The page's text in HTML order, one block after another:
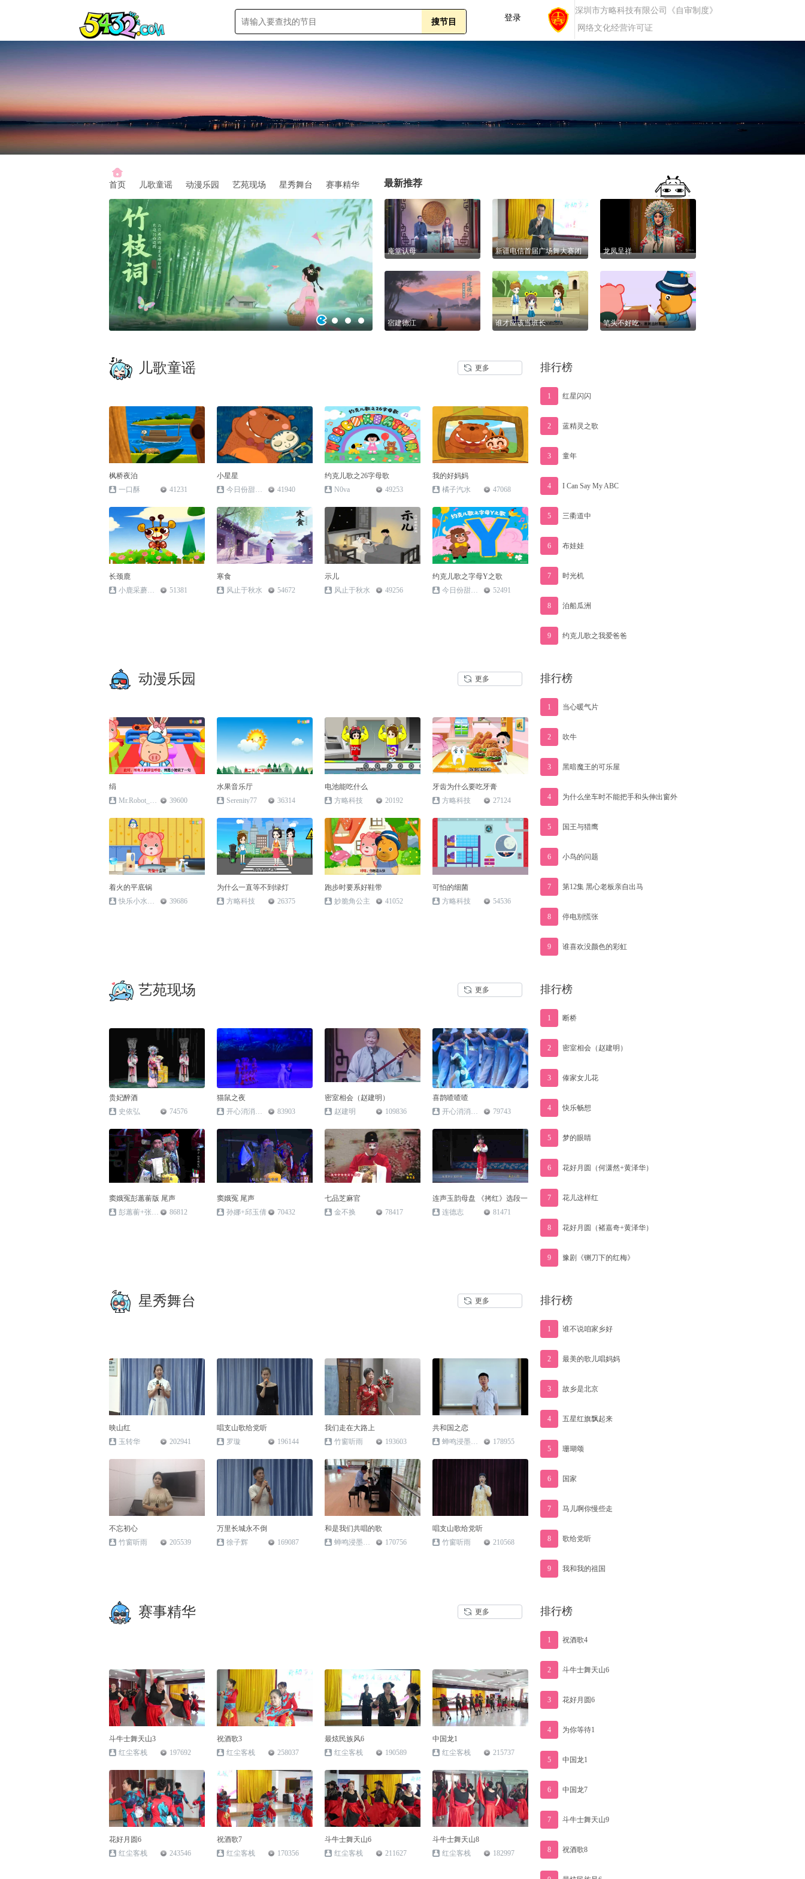
登录
深圳市方略科技有限公司《自审制度》
网络文化经营许可证
首页 儿歌童谣 动漫乐园 艺苑现场 星秀舞台 赛事精华 最新推荐
庵堂认母
114385
新疆电信首届广场舞大赛闭
幕式
214153
龙凤呈祥
86827
宿建德江 谁才应该当班长 笔头不好吃
儿歌童谣 更多
枫桥夜泊
一口酥
41231
小星星
今日份甜度满分
41940
约克儿歌之26字母歌
N0va
49253
我的好妈妈
橘子汽水
47068
长颈鹿
小鹿采蘑菇_Deer
51381
寒食
风止于秋水
54672
示儿
风止于秋水
49256
约克儿歌之字母Y之歌
今日份甜度满分
52491
排行榜
1 红星闪闪
2 蓝精灵之歌
3 童年
4 I Can Say My ABC
5 三衢道中
6 布娃娃
7 时光机
8 泊船瓜洲
9 约克儿歌之我爱爸爸
动漫乐园 更多
绢
Mr.Robot_007
39600
水果音乐厅
Serenity77
36314
电池能吃什么
方略科技
20192
牙齿为什么要吃牙膏
方略科技
27124
着火的平底锅
快乐小水母JellyfishH
39686
为什么一直等不到绿灯
方略科技
26375
跑步时要系好鞋带
妙脆角公主
41052
可怕的细菌
方略科技
54536
排行榜
1 当心暖气片
2 吹牛
3 黑暗魔王的可乐屋
4 为什么坐车时不能把手和头伸出窗外
5 国王与猎鹰
6 小鸟的问题
7 第12集 黑心老板亲自出马
8 停电别慌张
9 谁喜欢没颜色的彩虹
艺苑现场 更多
贵妃醉酒
史依弘
74576
猫鼠之夜
开心消消乐通关者
83903
密室相会（赵建明）
赵建明
109836
喜鹊喳喳喳
开心消消乐通关者
79743
窦娥冤彭蕙蘅版 尾声
彭蕙蘅+张兰霞+刘文静
86812
窦娥冤 尾声
孙娜+邱玉倩
70432
七品芝麻官
金不换
78417
连声玉韵母盘 《拷红》选段一
连德志
81471
排行榜
1 断桥
2 密室相会（赵建明）
3 傣家女儿花
4 快乐畅想
5 梦的眼睛
6 花好月圆（何潇然+黄泽华）
7 花儿这样红
8 花好月圆（褚嘉奇+黄泽华）
9 豫剧《铡刀下的红梅》
星秀舞台 更多
映山红
玉转华
202941
唱支山歌给党听
罗璇
196144
我们走在大路上
竹窗听雨
193603
共和国之恋
蝉鸣浸墨香_23
178955
不忘初心
竹窗听雨
205539
万里长城永不倒
徐子辉
169087
和是我们共唱的歌
蝉鸣浸墨香_23
170756
唱支山歌给党听
竹窗听雨
210568
排行榜
1 谁不说咱家乡好
2 最美的歌儿唱妈妈
3 故乡是北京
4 五星红旗飘起来
5 珊瑚颂
6 国家
7 马儿啊你慢些走
8 歌给党听
9 我和我的祖国
赛事精华 更多
斗牛士舞天山3
红尘客栈
197692
祝酒歌3
红尘客栈
258037
最炫民族风6
红尘客栈
190589
中国龙1
红尘客栈
215737
花好月圆6
红尘客栈
243546
祝酒歌7
红尘客栈
170356
斗牛士舞天山6
红尘客栈
211627
斗牛士舞天山8
红尘客栈
182997
排行榜
1 祝酒歌4
2 斗牛士舞天山6
3 花好月圆6
4 为你等待1
5 中国龙1
6 中国龙7
7 斗牛士舞天山9
8 祝酒歌8